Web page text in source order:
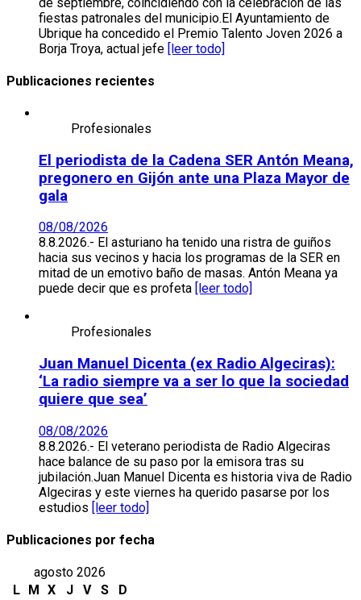
fiestas patronales del municipio.El Ayuntamiento de
Ubrique ha concedido el Premio Talento Joven 2026 a
Borja Troya, actual jefe [leer todo]
Publicaciones recientes
Profesionales
El periodista de la Cadena SER Antón Meana,
pregonero en Gijón ante una Plaza Mayor de
gala
08/08/2026
8.8.2026.- El asturiano ha tenido una ristra de guiños
hacia sus vecinos y hacia los programas de la SER en
mitad de un emotivo baño de masas. Antón Meana ya
puede decir que es profeta
[leer todo]
Profesionales
Juan Manuel Dicenta (ex Radio Algeciras):
‘La radio siempre va a ser lo que la sociedad
quiere que sea’
08/08/2026
8.8.2026.- El veterano periodista de Radio Algeciras
hace balance de su paso por la emisora tras su
jubilación.Juan Manuel Dicenta es historia viva de Radio
Algeciras y este viernes ha querido pasarse por los
estudios [leer todo]
Publicaciones por fecha
agosto 2026
L
M X J V S
D